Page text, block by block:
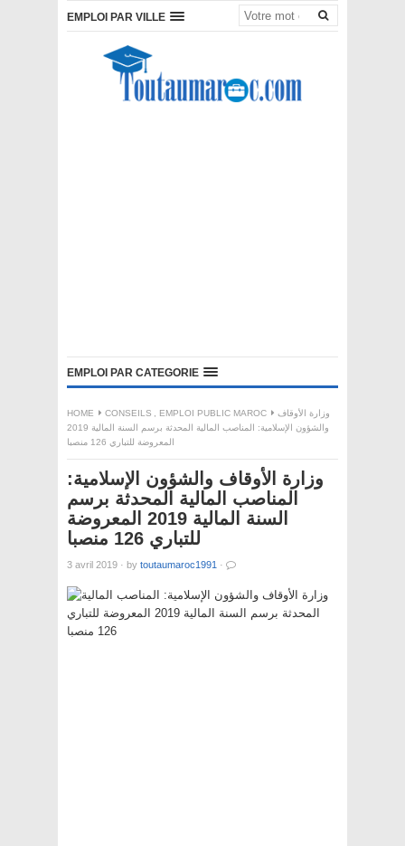
EMPLOI PAR VILLE
EMPLOI PAR CATEGORIE
HOME CONSEILS , EMPLOI PUBLIC MAROC
وزارة الأوقاف
والشؤون الإسلامية: المناصب المالية المحدثة برسم السنة المالية 2019
المعروضة للتباري 126 منصبا
وزارة الأوقاف والشؤون الإسلامية:
المناصب المالية المحدثة برسم
السنة المالية 2019 المعروضة
للتباري 126 منصبا
3 avril 2019 · by toutaumaroc1991 ·